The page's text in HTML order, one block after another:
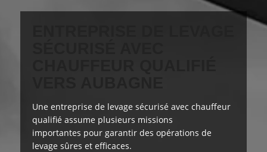
Une entreprise de levage sécurisé avec chauffeur
qualifié assume plusieurs missions
importantes pour garantir des opérations de
levage sûres et efficaces.